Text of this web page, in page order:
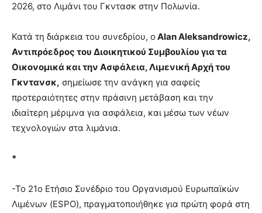
2026, στο Λιμάνι του Γκντασκ στην Πολωνία.
Κατά τη διάρκεια του συνεδρίου, ο Alan Aleksandrowicz,
Αντιπρόεδρος του Διοικητικού Συμβουλίου για τα
Οικονομικά και την Ασφάλεια, Λιμενική Αρχή του
Γκντανσκ, σημείωσε την ανάγκη για σαφείς
προτεραιότητες στην πράσινη μετάβαση και την
ιδιαίτερη μέριμνα για ασφάλεια, και μέσω των νέων
τεχνολογιών στα λιμάνια.
*
-To 21ο Ετήσιο Συνέδριο του Οργανισμού Ευρωπαϊκών
Λιμένων (ESPO), πραγματοποιήθηκε για πρώτη φορά στη